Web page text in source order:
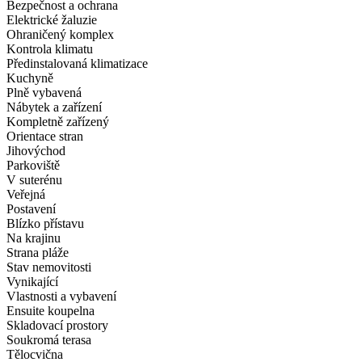
Bezpečnost a ochrana
Elektrické žaluzie
Ohraničený komplex
Kontrola klimatu
Předinstalovaná klimatizace
Kuchyně
Plně vybavená
Nábytek a zařízení
Kompletně zařízený
Orientace stran
Jihovýchod
Parkoviště
V suterénu
Veřejná
Postavení
Blízko přístavu
Na krajinu
Strana pláže
Stav nemovitosti
Vynikající
Vlastnosti a vybavení
Ensuite koupelna
Skladovací prostory
Soukromá terasa
Tělocvična